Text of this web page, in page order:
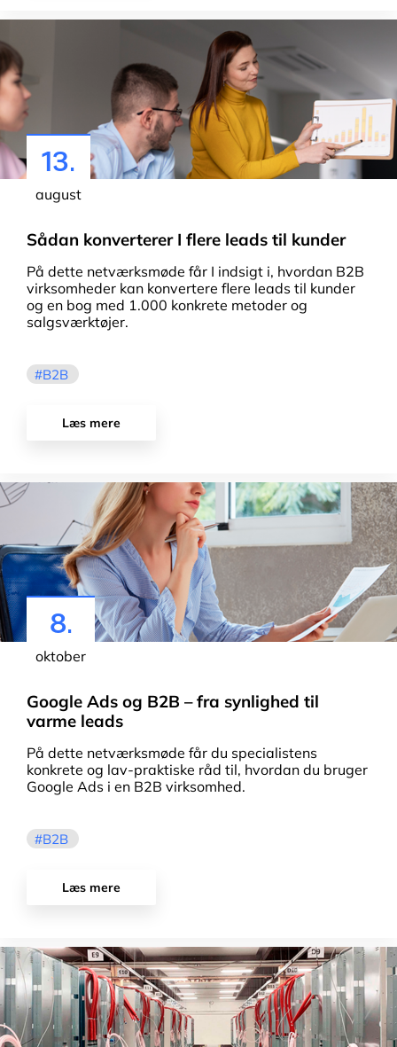
13.
august
Sådan konverterer I flere leads til kunder
På dette netværksmøde får I indsigt i, hvordan B2B
virksomheder kan konvertere flere leads til kunder
og en bog med 1.000 konkrete metoder og
salgsværktøjer.
B2B
Læs mere
8.
oktober
Google Ads og B2B – fra synlighed til
varme leads
På dette netværksmøde får du specialistens
konkrete og lav-praktiske råd til, hvordan du bruger
Google Ads i en B2B virksomhed.
B2B
Læs mere